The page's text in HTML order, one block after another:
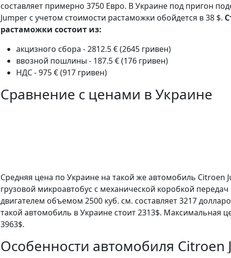
составляет примерно 3750 Евро. В Украине под пригон
Jumper с учетом стоимости растаможки обойдется в 38 $.
растаможки состоит из:
акцизного сбора - 2812.5 € (2645 гривен)
ввозной пошлины - 187.5 € (176 гривен)
НДС - 975 € (917 гривен)
Сравнение с ценами в Украине
Средняя цена по Украине на такой же автомобиль Citroen
грузовой микроавтобус c механической коробкой
двигателем объемом 2500 куб. см. составляет 3217
такой автомобиль в Украине стоит 2313$. Максимальная
3963$.
Особенности автомобиля Citroen